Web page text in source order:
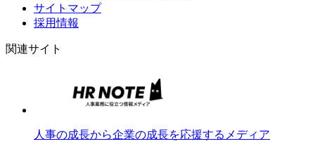
サイトマップ
採用情報
関連サイト
人事の成長から企業の成長を応援するメディア